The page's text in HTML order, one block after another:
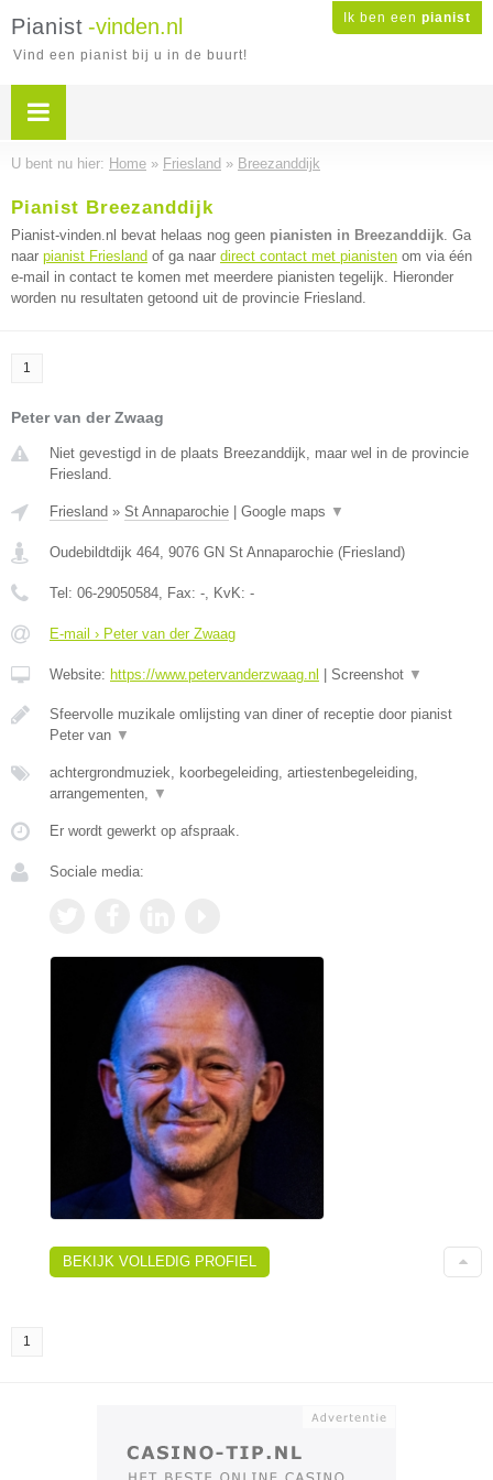
Ik ben een pianist
Pianist -vinden.nl
Vind een pianist bij u in de buurt!
U bent nu hier: Home » Friesland » Breezanddijk
Pianist Breezanddijk
Pianist-vinden.nl bevat helaas nog geen pianisten in Breezanddijk. Ga
naar pianist Friesland of ga naar direct contact met pianisten om via één
e-mail in contact te komen met meerdere pianisten tegelijk. Hieronder
worden nu resultaten getoond uit de provincie Friesland.
1
Peter van der Zwaag
Niet gevestigd in de plaats Breezanddijk, maar wel in de provincie
Friesland.
Friesland » St Annaparochie Google maps ▼
Oudebildtdijk 464, 9076 GN St Annaparochie (Friesland)
Tel: 06-29050584, Fax: -, KvK: -
E-mail › Peter van der Zwaag
Website: https://www.petervanderzwaag.nl Screenshot ▼
Sfeervolle muzikale omlijsting van diner of receptie door pianist
Peter van ▼
achtergrondmuziek, koorbegeleiding, artiestenbegeleiding,
arrangementen, ▼
Er wordt gewerkt op afspraak.
Sociale media:
BEKIJK VOLLEDIG PROFIEL
1